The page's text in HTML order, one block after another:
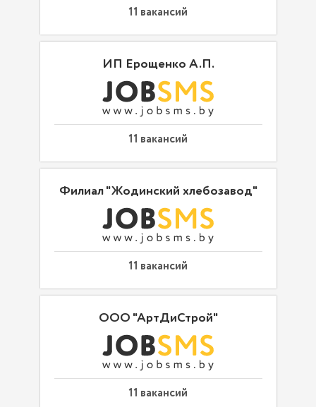
11 вакансий
ИП Ерощенко А.П.
11 вакансий
Филиал "Жодинский хлебозавод"
11 вакансий
ООО "АртДиСтрой"
11 вакансий